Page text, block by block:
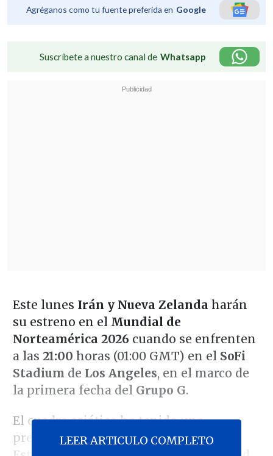
Agréganos como tu fuente preferida en Google
Suscríbete a nuestro canal de Whatsapp
Este lunes Irán y Nueva Zelanda harán
su estreno en el Mundial de
Norteamérica 2026 cuando se enfrenten
a las 21:00 horas (01:00 GMT) en el SoFi
Stadium de Los Angeles, en el marco de
la primera fecha del Grupo G.
El cuadro asiático ha tenido una
preparación compleja después de que
LEER ARTICULO COMPLETO